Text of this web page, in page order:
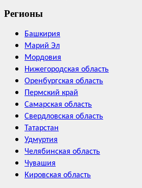
Регионы
Башкирия
Марий Эл
Мордовия
Нижегородская область
Оренбургская область
Пермский край
Самарская область
Свердловская область
Татарстан
Удмуртия
Челябинская область
Чувашия
Кировская область